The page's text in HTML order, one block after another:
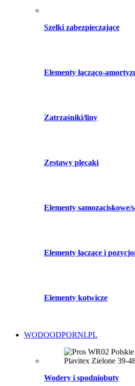
Szelki zabezpieczające
Elementy łącząco-
Zatrzaśniki/liny
Zestawy plecaki
Elementy samozaciskowe/
Elementy łączące i
Elementy kotwicze
WODOODPORNI.PL
Wodery i spodniobuty